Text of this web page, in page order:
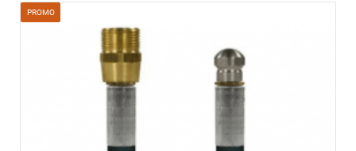
PROMO